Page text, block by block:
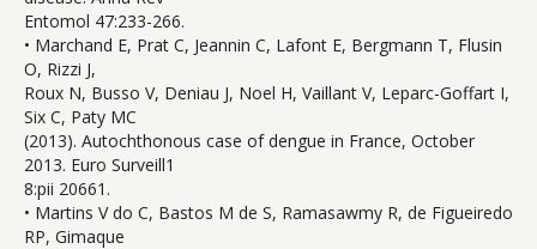
Entomol 47:233-266.
• Marchand E, Prat C, Jeannin C, Lafont E, Bergmann T, Flusin
O, Rizzi J,
Roux N, Busso V, Deniau J, Noel H, Vaillant V, Leparc-Goffart I,
Six C, Paty MC
(2013). Autochthonous case of dengue in France, October
2013. Euro Surveill1
8:pii 20661.
• Martins V do C, Bastos M de S, Ramasawmy R, de Figueiredo
RP, Gimaque